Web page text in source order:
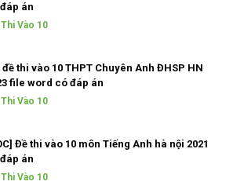
án
Thi Vào 10
đề thi vào 10 THPT Chuyên Anh ĐHSP HN
file word có đáp án
Thi Vào 10
Đề thi vào 10 môn Tiếng Anh hà nội 2021
án
Thi Vào 10